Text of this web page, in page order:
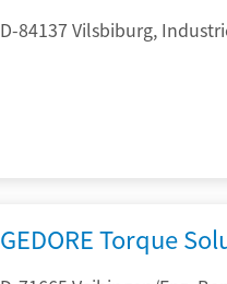
D-84137 Vilsbiburg,
GEDORE Torque